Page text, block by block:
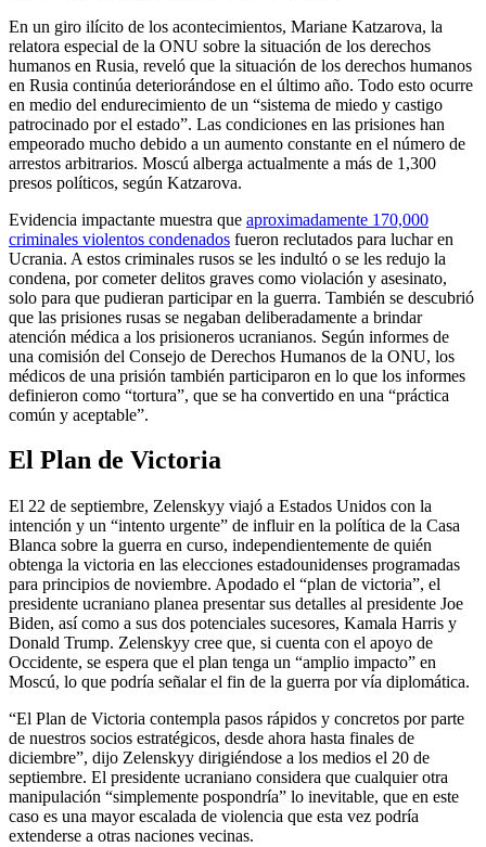
En un giro ilícito de los acontecimientos, Mariane Katzarova, la
relatora especial de la ONU sobre la situación de los derechos
humanos en Rusia, reveló que la situación de los derechos humanos
en Rusia continúa deteriorándose en el último año. Todo esto ocurre
en medio del endurecimiento de un “sistema de miedo y castigo
patrocinado por el estado”. Las condiciones en las prisiones han
empeorado mucho debido a un aumento constante en el número de
arrestos arbitrarios. Moscú alberga actualmente a más de 1,300
presos políticos, según Katzarova.
Evidencia impactante muestra que aproximadamente 170,000
criminales violentos condenados fueron reclutados para luchar en
Ucrania. A estos criminales rusos se les indultó o se les redujo la
condena, por cometer delitos graves como violación y asesinato,
solo para que pudieran participar en la guerra. También se descubrió
que las prisiones rusas se negaban deliberadamente a brindar
atención médica a los prisioneros ucranianos. Según informes de
una comisión del Consejo de Derechos Humanos de la ONU, los
médicos de una prisión también participaron en lo que los informes
definieron como “tortura”, que se ha convertido en una “práctica
común y aceptable”.
El Plan de Victoria
El 22 de septiembre, Zelenskyy viajó a Estados Unidos con la
intención y un “intento urgente” de influir en la política de la Casa
Blanca sobre la guerra en curso, independientemente de quién
obtenga la victoria en las elecciones estadounidenses programadas
para principios de noviembre. Apodado el “plan de victoria”, el
presidente ucraniano planea presentar sus detalles al presidente Joe
Biden, así como a sus dos potenciales sucesores, Kamala Harris y
Donald Trump. Zelenskyy cree que, si cuenta con el apoyo de
Occidente, se espera que el plan tenga un “amplio impacto” en
Moscú, lo que podría señalar el fin de la guerra por vía diplomática.
“El Plan de Victoria contempla pasos rápidos y concretos por parte
de nuestros socios estratégicos, desde ahora hasta finales de
diciembre”, dijo Zelenskyy dirigiéndose a los medios el 20 de
septiembre. El presidente ucraniano considera que cualquier otra
manipulación “simplemente pospondría” lo inevitable, que en este
caso es una mayor escalada de violencia que esta vez podría
extenderse a otras naciones vecinas.